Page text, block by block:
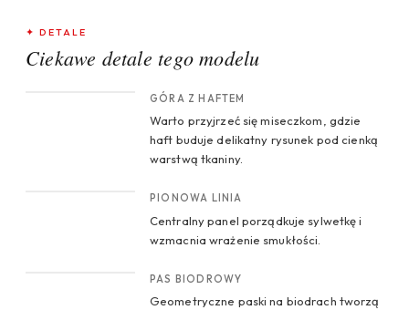
✦ DETALE
Ciekawe detale tego modelu
GÓRA Z HAFTEM
Warto przyjrzeć się miseczkom, gdzie
haft buduje delikatny rysunek pod cienką
warstwą tkaniny.
PIONOWA LINIA
Centralny panel porządkuje sylwetkę i
wzmacnia wrażenie smukłości.
PAS BIODROWY
Geometryczne paski na biodrach tworzą